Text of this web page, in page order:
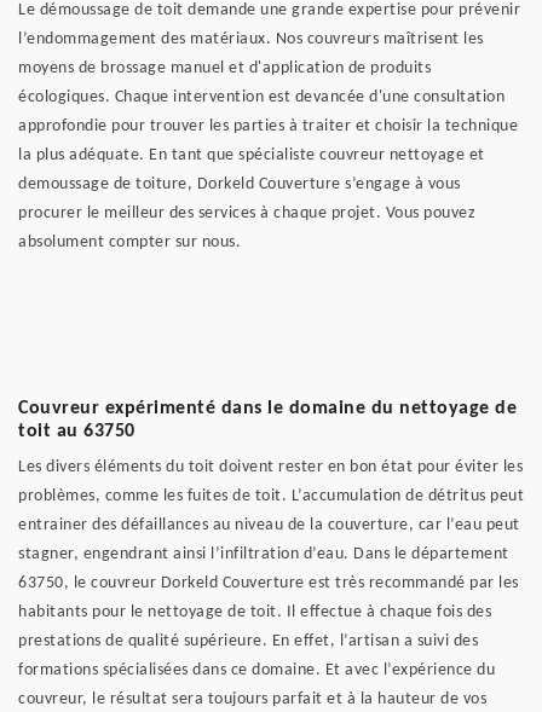
Le démoussage de toit demande une grande expertise pour prévenir
l’endommagement des matériaux. Nos couvreurs maîtrisent les
moyens de brossage manuel et d'application de produits
écologiques. Chaque intervention est devancée d'une consultation
approfondie pour trouver les parties à traiter et choisir la technique
la plus adéquate. En tant que spécialiste couvreur nettoyage et
demoussage de toiture, Dorkeld Couverture s’engage à vous
procurer le meilleur des services à chaque projet. Vous pouvez
absolument compter sur nous.
Couvreur expérimenté dans le domaine du nettoyage de
toit au 63750
Les divers éléments du toit doivent rester en bon état pour éviter les
problèmes, comme les fuites de toit. L’accumulation de détritus peut
entrainer des défaillances au niveau de la couverture, car l’eau peut
stagner, engendrant ainsi l’infiltration d’eau. Dans le département
63750, le couvreur Dorkeld Couverture est très recommandé par les
habitants pour le nettoyage de toit. Il effectue à chaque fois des
prestations de qualité supérieure. En effet, l’artisan a suivi des
formations spécialisées dans ce domaine. Et avec l’expérience du
couvreur, le résultat sera toujours parfait et à la hauteur de vos